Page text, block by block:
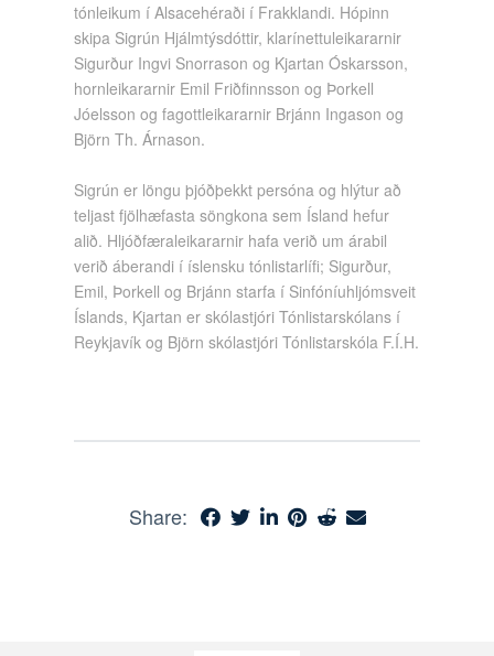
tónleikum í Alsacehéraði í Frakklandi. Hópinn
skipa Sigrún Hjálmtýsdóttir, klarínettuleikararnir
Sigurður Ingvi Snorrason og Kjartan Óskarsson,
hornleikararnir Emil Friðfinnsson og Þorkell
Jóelsson og fagottleikararnir Brjánn Ingason og
Björn Th. Árnason.
Sigrún er löngu þjóðþekkt persóna og hlýtur að
teljast fjölhæfasta söngkona sem Ísland hefur
alið. Hljóðfæraleikararnir hafa verið um árabil
verið áberandi í íslensku tónlistarlífi; Sigurður,
Emil, Þorkell og Brjánn starfa í Sinfóníuhljómsveit
Íslands, Kjartan er skólastjóri Tónlistarskólans í
Reykjavík og Björn skólastjóri Tónlistarskóla F.Í.H.
Share: